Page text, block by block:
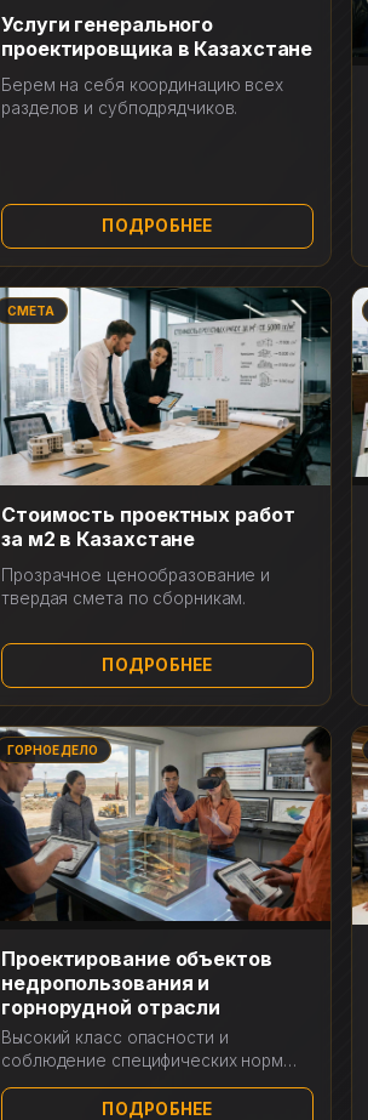
Услуги генерального
проектировщика в Казахстане
Берем на себя координацию всех
разделов и субподрядчиков.
ПОДРОБНЕЕ
СМЕТА
Стоимость проектных работ
за м2 в Казахстане
Прозрачное ценообразование и
твердая смета по сборникам.
ПОДРОБНЕЕ
ГОРНОЕ ДЕЛО
Проектирование объектов
недропользования и
горнорудной отрасли
Высокий класс опасности и
соблюдение специфических норм
ПБ.
ПОДРОБНЕЕ